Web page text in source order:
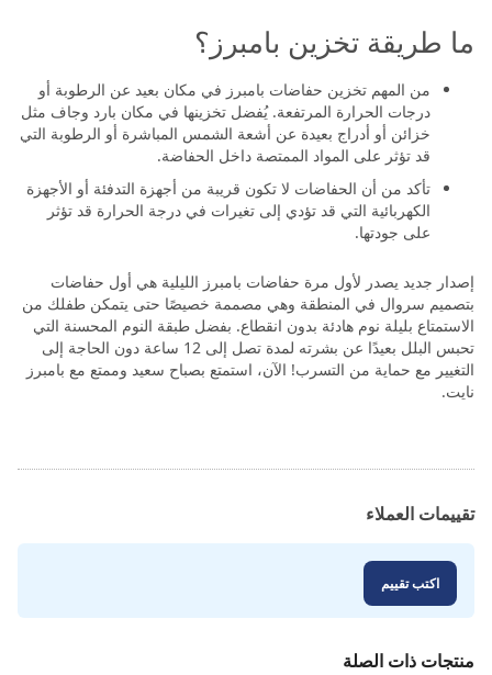
ما طريقة تخزين بامبرز؟
من المهم تخزين حفاضات بامبرز في مكان بعيد عن الرطوبة أو
درجات الحرارة المرتفعة. يُفضل تخزينها في مكان بارد وجاف مثل
خزائن أو أدراج بعيدة عن أشعة الشمس المباشرة أو الرطوبة التي
قد تؤثر على المواد الممتصة داخل الحفاضة.
تأكد من أن الحفاضات لا تكون قريبة من أجهزة التدفئة أو الأجهزة
الكهربائية التي قد تؤدي إلى تغيرات في درجة الحرارة قد تؤثر
على جودتها.
إصدار جديد يصدر لأول مرة حفاضات بامبرز الليلية هي أول حفاضات
بتصميم سروال في المنطقة وهي مصممة خصيصًا حتى يتمكن طفلك من
الاستمتاع بليلة نوم هادئة بدون انقطاع. بفضل طبقة النوم المحسنة التي
تحبس البلل بعيدًا عن بشرته لمدة تصل إلى 12 ساعة دون الحاجة إلى
التغيير مع حماية من التسرب! الآن، استمتع بصباح سعيد وممتع مع بامبرز
نايت.
تقييمات العملاء
اكتب تقييم
منتجات ذات الصلة